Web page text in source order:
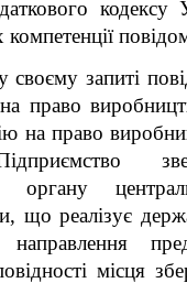
кодексу
своєму запиті
право
на право
органу
що реалізує
місця